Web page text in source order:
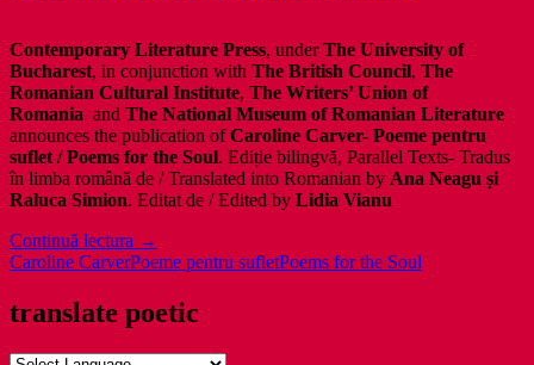
Contemporary Literature Press, underThe University of
Bucharest, in conjunction with The British Council, The
Romanian Cultural Institute, The Writers’ Union of
Romania and The National Museum of Romanian Literature
announces the publication ofCaroline Carver- Poeme pentru
suflet / Poems for the Soul. Ediție bilingvă, Parallel Texts- Tradus
în limba română de / Translated into Romanian by Ana Neagu și
Raluca Simion. Editat de / Edited by Lidia Vianu
Continuă lectura Caroline
Carver-
pentru
suflet
→
Caroline CarverPoeme pentru sufletPoems for the Soul
translate poetic